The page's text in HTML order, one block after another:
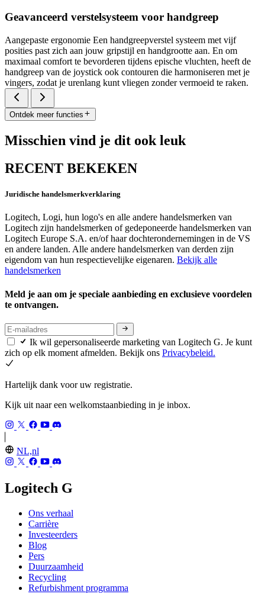
Geavanceerd verstelsysteem voor handgreep
Aangepaste ergonomie Een handgreepverstel systeem met vijf
posities past zich aan jouw gripstijl en handgrootte aan. En om
maximaal comfort te bevorderen tijdens epische vluchten, heeft de
handgreep van de joystick ook contouren die harmoniseren met je
vingers, zodat je urenlang kunt vliegen zonder vermoeid te raken.
Ontdek meer functies
Misschien vind je dit ook leuk
RECENT BEKEKEN
Juridische handelsmerkverklaring
Logitech, Logi, hun logo's en alle andere handelsmerken van
Logitech zijn handelsmerken of gedeponeerde handelsmerken van
Logitech Europe S.A. en/of haar dochterondernemingen in de VS
en andere landen. Alle andere handelsmerken van derden zijn
eigendom van hun respectievelijke eigenaren. Bekijk alle
handelsmerken
Meld je aan om je speciale aanbieding en exclusieve voordelen
te ontvangen.
Ik wil gepersonaliseerde marketing van Logitech G. Je kunt
zich op elk moment afmelden. Bekijk ons Privacybeleid.
Hartelijk dank voor uw registratie.
Kijk uit naar een welkomstaanbieding in je inbox.
NL,nl
Logitech G
Ons verhaal
Carrière
Investeerders
Blog
Pers
Duurzaamheid
Recycling
Refurbishment programma